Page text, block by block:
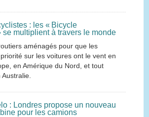
: les « Bicycle
se multiplient à travers le monde
aménagés pour que les
sur les voitures ont le vent en
en Amérique du Nord, et tout
: Londres propose un nouveau
pour les camions